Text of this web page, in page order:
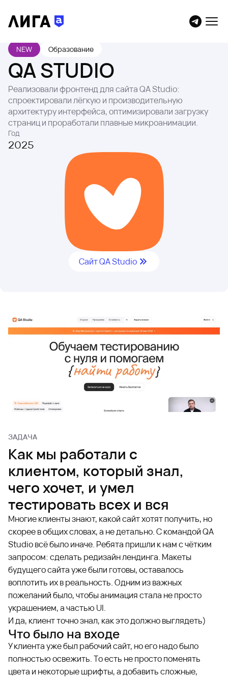
NEW Образование
QA STUDIO
Реализовали фронтенд для сайта QA Studio:
спроектировали лёгкую и производительную
архитектуру интерфейса, оптимизировали загрузку
страниц и проработали плавные микроанимации.
Год
2025
Сайт QA Studio
ЗАДАЧА
Как мы работали с
клиентом, который знал,
чего хочет, и умел
тестировать всех и вся
Многие клиенты знают, какой сайт хотят получить, но
скорее в общих словах, а не детально. С командой QA
Studio всё было иначе. Ребята пришли к нам с чётким
запросом: сделать редизайн лендинга. Макеты
будущего сайта уже были готовы, оставалось
воплотить их в реальность. Одним из важных
пожеланий было, чтобы анимация стала не просто
украшением, а частью UI.
И да, клиент точно знал, как это должно выглядеть)
Что было на входе
У клиента уже был рабочий сайт, но его надо было
полностью освежить. То есть не просто поменять
цвета и некоторые шрифты, а добавить сложные,